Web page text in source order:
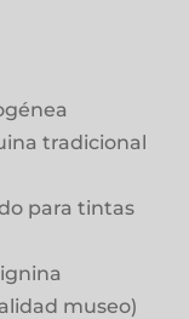
tradicional
para tintas
museo)